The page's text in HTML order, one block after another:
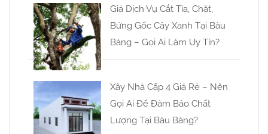
Giá Dịch Vụ Cắt Tỉa, Chặt,
Bứng Gốc Cây Xanh Tại Bàu
Bàng – Gọi Ai Làm Uy Tín?
Xây Nhà Cấp 4 Giá Rẻ – Nên
Gọi Ai Để Đảm Bảo Chất
Lượng Tại Bàu Bàng?